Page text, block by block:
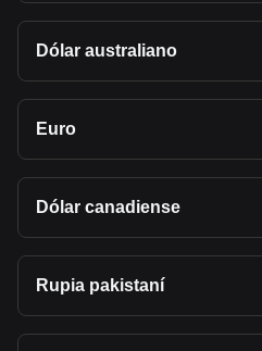
Dólar australiano
Euro
Dólar canadiense
Rupia pakistaní